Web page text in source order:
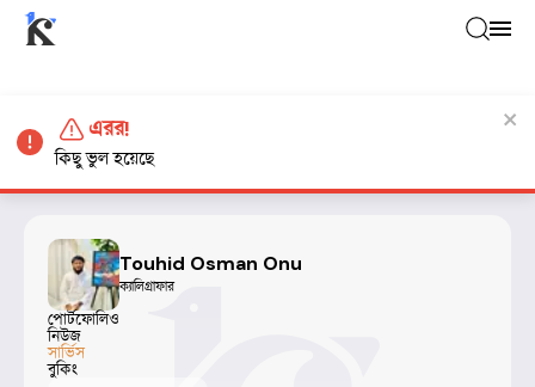
Touhid Osman Onu
ক্যালিগ্রাফার
পোর্টফোলিও
নিউজ
সার্ভিস
বুকিং
এরর!
কিছু ভুল হয়েছে